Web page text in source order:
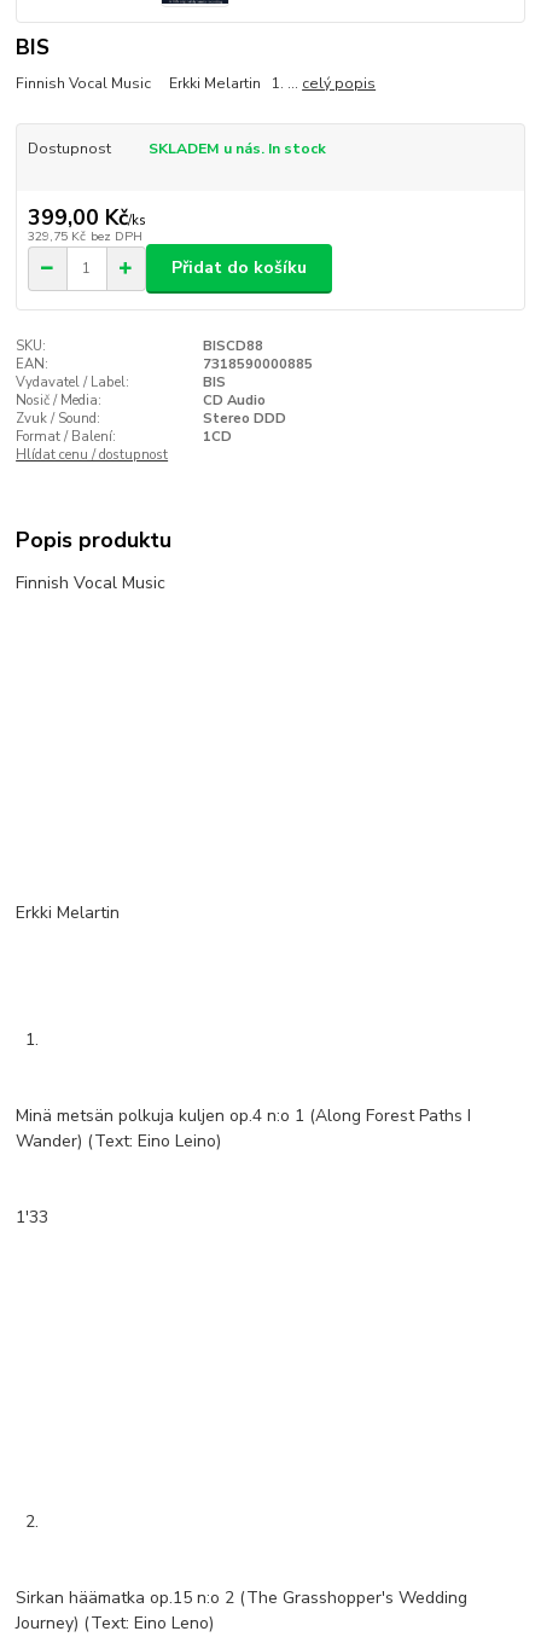
BIS
Finnish Vocal Music Erkki Melartin 1. ... celý popis
Dostupnost SKLADEM u nás. In stock
399,00 Kč/ks
329,75 Kč bez DPH
Přidat do košíku
SKU:
BISCD88
EAN:
7318590000885
Vydavatel / Label:
BIS
Nosič / Media:
CD Audio
Zvuk / Sound:
Stereo DDD
Format / Balení:
1CD
Hlídat cenu / dostupnost
Popis produktu
Finnish Vocal Music
Erkki Melartin
1.
Minä metsän polkuja kuljen op.4 n:o 1 (Along Forest Paths I
Wander) (Text: Eino Leino)
1'33
2.
Sirkan häämatka op.15 n:o 2 (The Grasshopper's Wedding
Journey) (Text: Eino Leno)